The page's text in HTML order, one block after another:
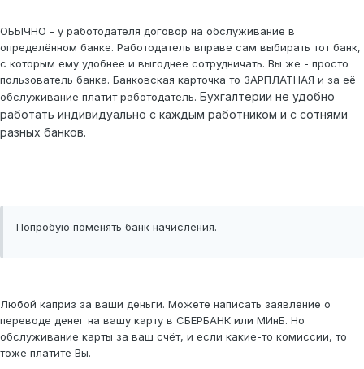
ОБЫЧНО - у работодателя договор на обслуживание в
определённом банке. Работодатель вправе сам выбирать тот банк,
с которым ему удобнее и выгоднее сотрудничать. Вы же - просто
пользователь банка. Банковская карточка то ЗАРПЛАТНАЯ и за её
обслуживание платит работодатель. Бухгалтерии не удобно
работать индивидуально с каждым работником и с сотнями
разных банков.
Попробую поменять банк начисления.
Любой каприз за ваши деньги. Можете написать заявление о
переводе денег на вашу карту в СБЕРБАНК или МИнБ. Но
обслуживание карты за ваш счёт, и если какие-то комиссии, то
тоже платите Вы.